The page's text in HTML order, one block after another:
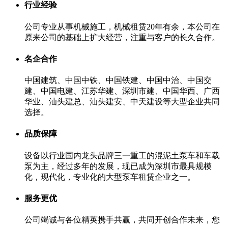
行业经验
公司专业从事机械施工，机械租赁20年有余，本公司在
原来公司的基础上扩大经营，注重与客户的长久合作。
名企合作
中国建筑、中国中铁、中国铁建、中国中治、中国交
建、中国电建、江苏华建、深圳市建、中国华西、广西
华业、汕头建总、汕头建安、中天建设等大型企业共同
选择。
品质保障
设备以行业国内龙头品牌三一重工的混泥土泵车和车载
泵为主，经过多年的发展，现已成为深圳市最具规模
化，现代化，专业化的大型泵车租赁企业之一。
服务更优
公司竭诚与各位精英携手共赢，共同开创合作未来，您